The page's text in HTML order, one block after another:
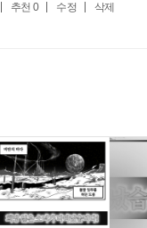
추천 0 수정 삭제